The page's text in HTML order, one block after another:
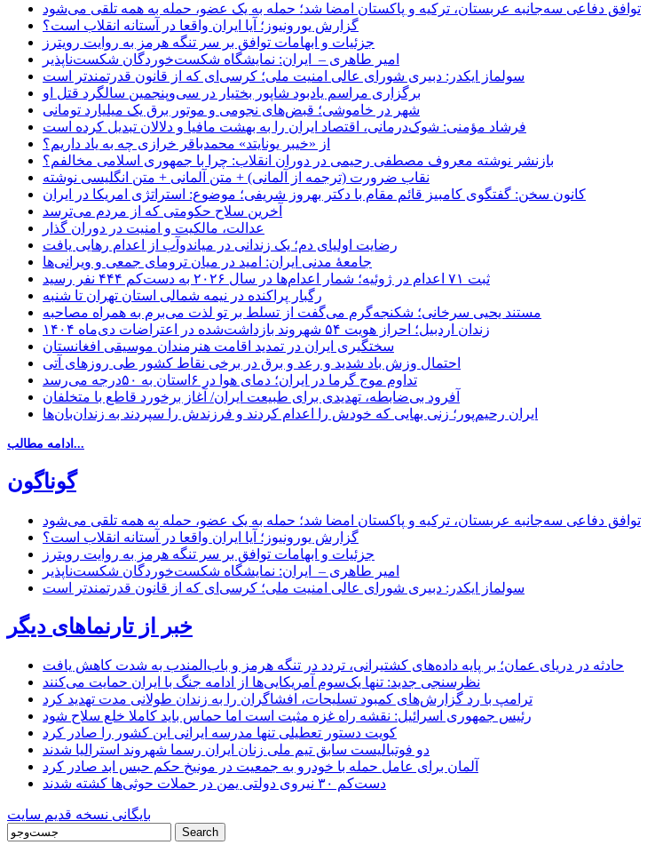
توافق دفاعی سه‌جانبه عربستان، ترکیه و پاکستان امضا شد؛ حمله به یک عضو، حمله به همه تلقی می‌شود
گزارش یورونیوز؛ آیا ایران واقعا در آستانه انقلاب است؟
جزئیات و ابهامات توافق بر سر تنگه هرمز به روایت رویترز
امیر طاهری – ایران: نمایشگاه شکست‌خوردگان شکست‌ناپذیر
سولماز ایکدر: دبیری شورای عالی امنیت ملی؛ کرسی‌ای که از قانون قدرتمندتر است
برگزاری مراسم یادبود شاپور بختیار در سی‌وپنجمین سالگرد قتل او
شهر در خاموشی؛ قبض‌های نجومی و موتور برق یک میلیارد تومانی
فرشاد مؤمنی: شوک‌درمانی، اقتصاد ایران را به بهشت مافیا و دلالان تبدیل کرده است
از «خیبر یونایتد» محمدباقر خرازی چه به یاد داریم؟
بازنشر نوشته معروف مصطفی رحیمی در دوران انقلاب: چرا با جمهوری اسلامی مخالفم؟
نقاب ضرورت (ترجمه از آلمانی) + متن آلمانی + متن انگلیسی نوشته
کانون سخن: گفتگوی کامبیز قائم مقام با دکتر بهروز شریفی؛ موضوع: استراتژی امریکا در ایران
آخرین سلاح حکومتی که از مردم می‌ترسد
عدالت، مالکیت و امنیت در دوران گذار
رضایت اولیای دم؛ یک زندانی در میاندوآب از اعدام رهایی یافت
جامعهٔ مدنی ایران: امید در میان ترومای جمعی و ویرانی‌ها
ثبت ۷۱ اعدام در ژوئیه؛ شمار اعدام‌ها در سال ۲۰۲۶ به دست‌کم ۴۴۴ نفر رسید
رگبار پراکنده در نیمه شمالی استان تهران تا شنبه
مستند یحیی سرخانی؛ شکنجه‌گرم می‌گفت از تسلط بر تو لذت می‌برم به همراه مصاحبه
زندان اردبیل؛ احراز هویت ۵۴ شهروند بازداشت‌شده در اعتراضات دی‌ماه ۱۴۰۴
سختگیری ایران در تمدید اقامت هنرمندان موسیقی افغانستان
احتمال وزش باد شدید و رعد و برق در برخی نقاط کشور طی روزهای آتی
تداوم موج گرما در ایران؛ دمای هوا در ۶استان به ۵۰درجه می‌رسد
آفرود بی‌ضابطه، تهدیدی برای طبیعت ایران/ آغاز برخورد قاطع با متخلفان
ایران رحیم‌پور؛ زنی بهایی که خودش را اعدام کردند و فرزندش را سپردند به زندان‌بان‌ها
ادامه مطالب...
گوناگون
توافق دفاعی سه‌جانبه عربستان، ترکیه و پاکستان امضا شد؛ حمله به یک عضو، حمله به همه تلقی می‌شود
گزارش یورونیوز؛ آیا ایران واقعا در آستانه انقلاب است؟
جزئیات و ابهامات توافق بر سر تنگه هرمز به روایت رویترز
امیر طاهری – ایران: نمایشگاه شکست‌خوردگان شکست‌ناپذیر
سولماز ایکدر: دبیری شورای عالی امنیت ملی؛ کرسی‌ای که از قانون قدرتمندتر است
خبر از تارنماهای دیگر
حادثه در دریای عمان؛ بر پایه داده‌های کشتیرانی، تردد در تنگه هرمز و باب‌المندب به شدت کاهش یافت
نظرسنجی جدید: تنها یک‌سوم آمریکایی‌ها از ادامه جنگ با ایران حمایت می‌کنند
ترامپ با رد گزارش‌های کمبود تسلیحات، افشاگران را به زندان طولانی مدت تهدید کرد
رئیس‌ جمهوری اسرائیل: نقشه راه غزه مثبت است اما حماس باید کاملا خلع سلاح شود
کویت دستور تعطیلی تنها مدرسه ایرانی این کشور را صادر کرد
دو فوتبالیست سابق تیم ملی زنان ایران رسما شهروند استرالیا شدند
آلمان برای عامل حمله با خودرو به جمعیت در مونیخ حکم حبس ابد صادر کرد
دست‌کم ۳۰ نیروی دولتی یمن در حملات حوثی‌ها کشته شدند
بایگانی نسخه قدیم سایت